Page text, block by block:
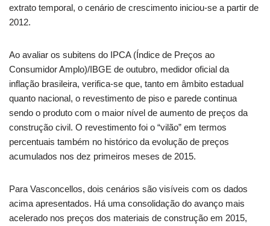
extrato temporal, o cenário de crescimento iniciou-se a partir de
2012.
Ao avaliar os subitens do IPCA (Índice de Preços ao
Consumidor Amplo)/IBGE de outubro, medidor oficial da
inflação brasileira, verifica-se que, tanto em âmbito estadual
quanto nacional, o revestimento de piso e parede continua
sendo o produto com o maior nível de aumento de preços da
construção civil. O revestimento foi o “vilão” em termos
percentuais também no histórico da evolução de preços
acumulados nos dez primeiros meses de 2015.
Para Vasconcellos, dois cenários são visíveis com os dados
acima apresentados. Há uma consolidação do avanço mais
acelerado nos preços dos materiais de construção em 2015,